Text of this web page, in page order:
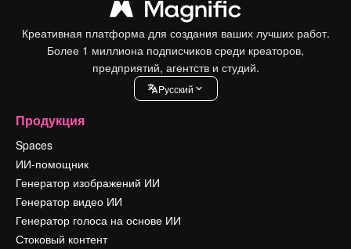
Креативная платформа для создания ваших лучших работ.
Более 1 миллиона подписчиков среди креаторов,
предприятий, агентств и студий.
Pусский
Продукция
Spaces
ИИ-помощник
Генератор изображений ИИ
Генератор видео ИИ
Генератор голоса на основе ИИ
Стоковый контент